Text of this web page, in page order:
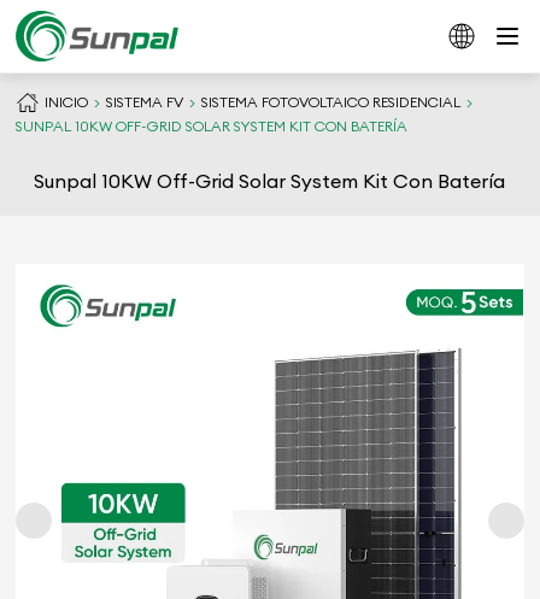
INICIO SISTEMA FV
SISTEMA FOTOVOLTAICO RESIDENCIAL
SUNPAL 10KW OFF-GRID SOLAR SYSTEM KIT CON BATERÍA
Sunpal 10KW Off-Grid Solar System Kit Con Batería